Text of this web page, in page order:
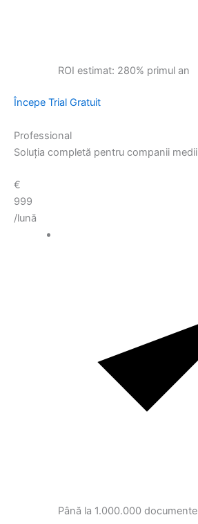
ROI estimat: 280% primul an
Începe Trial Gratuit
Professional
Soluția completă pentru companii medii
€
999
/lună
Până la 1.000.000 documente